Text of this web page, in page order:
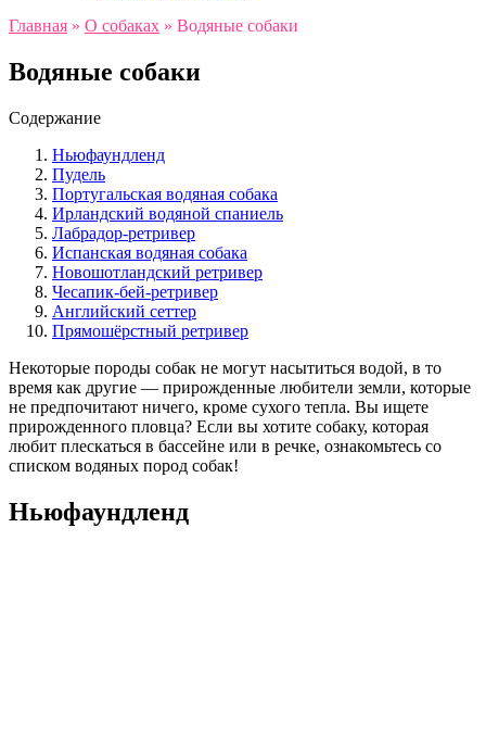
Главная » О собаках » Водяные собаки
Водяные собаки
Содержание
Ньюфаундленд
Пудель
Португальская водяная собака
Ирландский водяной спаниель
Лабрадор-ретривер
Испанская водяная собака
Новошотландский ретривер
Чесапик-бей-ретривер
Английский сеттер
Прямошёрстный ретривер
Некоторые породы собак не могут насытиться водой, в то
время как другие — прирожденные любители земли, которые
не предпочитают ничего, кроме сухого тепла. Вы ищете
прирожденного пловца? Если вы хотите собаку, которая
любит плескаться в бассейне или в речке, ознакомьтесь со
списком водяных пород собак!
Ньюфаундленд